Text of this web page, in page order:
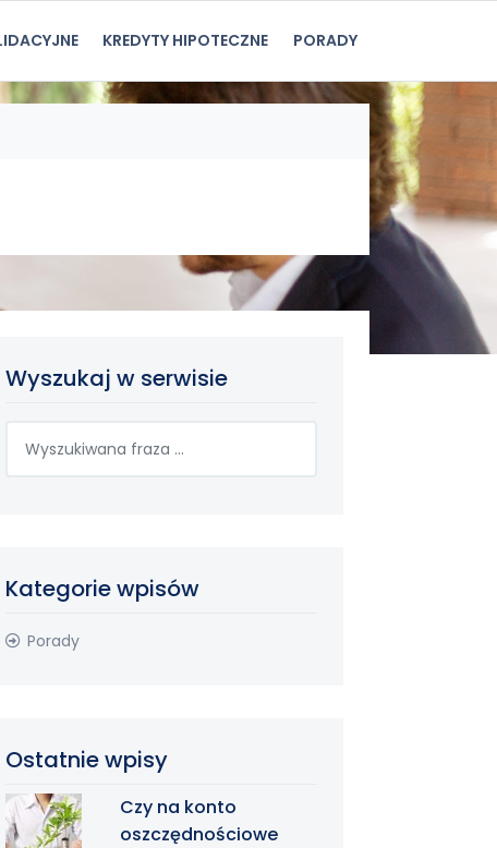
KREDYTY HIPOTECZNE PORADY
Wyszukaj w serwisie
Kategorie wpisów
Porady
Ostatnie wpisy
Czy na konto
oszczędnościowe